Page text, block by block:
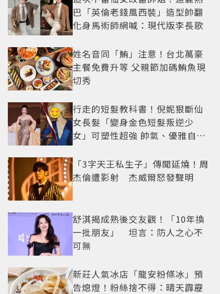
巴「英倫老錢風西裝」造型帥翻
化身馬術師網喊：現代版李長歌
姓名音同「鮪」注意！台北萬豪
主餐免費升等 父親節加碼鮪魚現
切秀
行走的短髮教科書！倪妮狠斷仙
女長髮「變身金色短髮叛逆少
女」可塑性超強 帥氣、優雅自由
「3字天王私生子」傳聞延燒！周
杰倫遭影射 杰威爾怒發聲明
舒淇揭成熟後交友觀！「10年換
一批朋友」 坦言：防人之心不
可無
新莊人氣冰店「龍安粉條冰」預
告熄燈！粉絲捨不得：晴天霹靂